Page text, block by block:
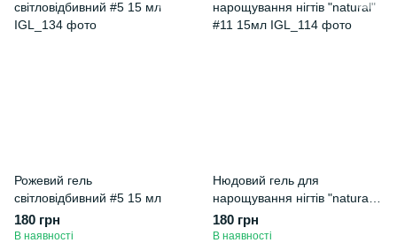
Рожевий гель
світловідбивний #5 15 мл
180 грн
В наявності
Нюдовий гель для
нарощування нігтів "natural"
#11 15мл
180 грн
В наявності